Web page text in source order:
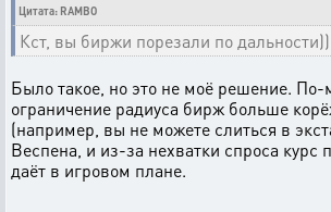
Цитата: RAMBO
Кст, вы биржи порезали по дальности))
Было такое, но это не моё решение. По-
ограничение радиуса бирж больше
(например, вы не можете слиться в
Веспена, и из-за нехватки спроса курс
даёт в игровом плане.